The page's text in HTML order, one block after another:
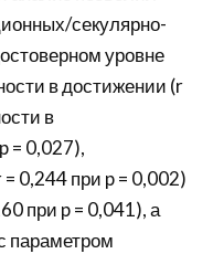
секулярно-
уровне
в достижении (r
в
= 0,027),
0,244 при p = 0,002)
при p = 0,041), а
параметром